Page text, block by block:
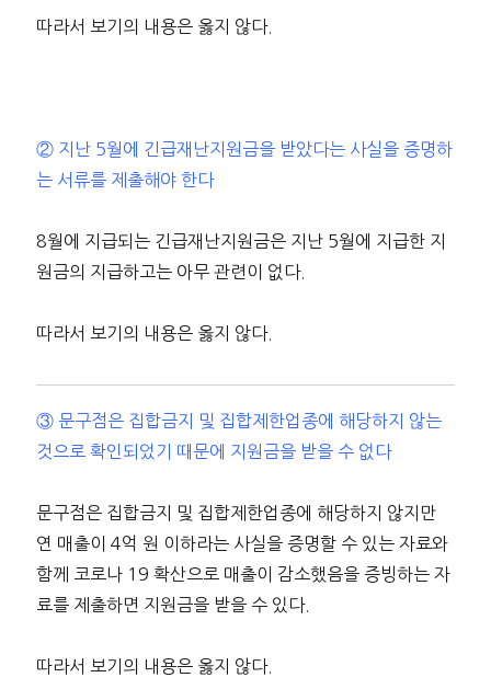
따라서 보기의 내용은 옳지 않다.
② 지난 5월에 긴급재난지원금을 받았다는 사실을 증명하
는 서류를 제출해야 한다
8월에 지급되는 긴급재난지원금은 지난 5월에 지급한 지
원금의 지급하고는 아무 관련이 없다.
따라서 보기의 내용은 옳지 않다.
③ 문구점은 집합금지 및 집합제한업종에 해당하지 않는
것으로 확인되었기 때문에 지원금을 받을 수 없다
문구점은 집합금지 및 집합제한업종에 해당하지 않지만
연 매출이 4억 원 이하라는 사실을 증명할 수 있는 자료와
함께 코로나 19 확산으로 매출이 감소했음을 증빙하는 자
료를 제출하면 지원금을 받을 수 있다.
따라서 보기의 내용은 옳지 않다.